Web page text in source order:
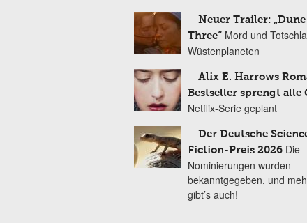
Neuer Trailer:
Three“ Mord und
Wüstenplaneten
Alix E. Harrows
Bestseller sprengt alle
Netflix-Serie geplant
Der Deutsche
Fiction-Preis 2026 Die
Nominierungen wurden
bekanntgegeben, und
gibt’s auch!